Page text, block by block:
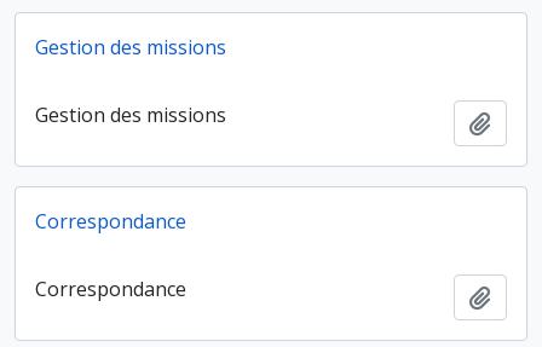
Gestion des missions
Gestion des missions
Correspondance
Correspondance